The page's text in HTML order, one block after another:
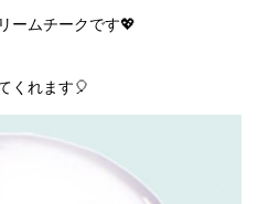
ームチークです💖
くれます🎈